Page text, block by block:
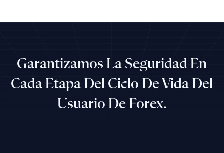
Garantizamos La Seguridad En
Cada Etapa Del Ciclo De Vida Del
Usuario De Forex.